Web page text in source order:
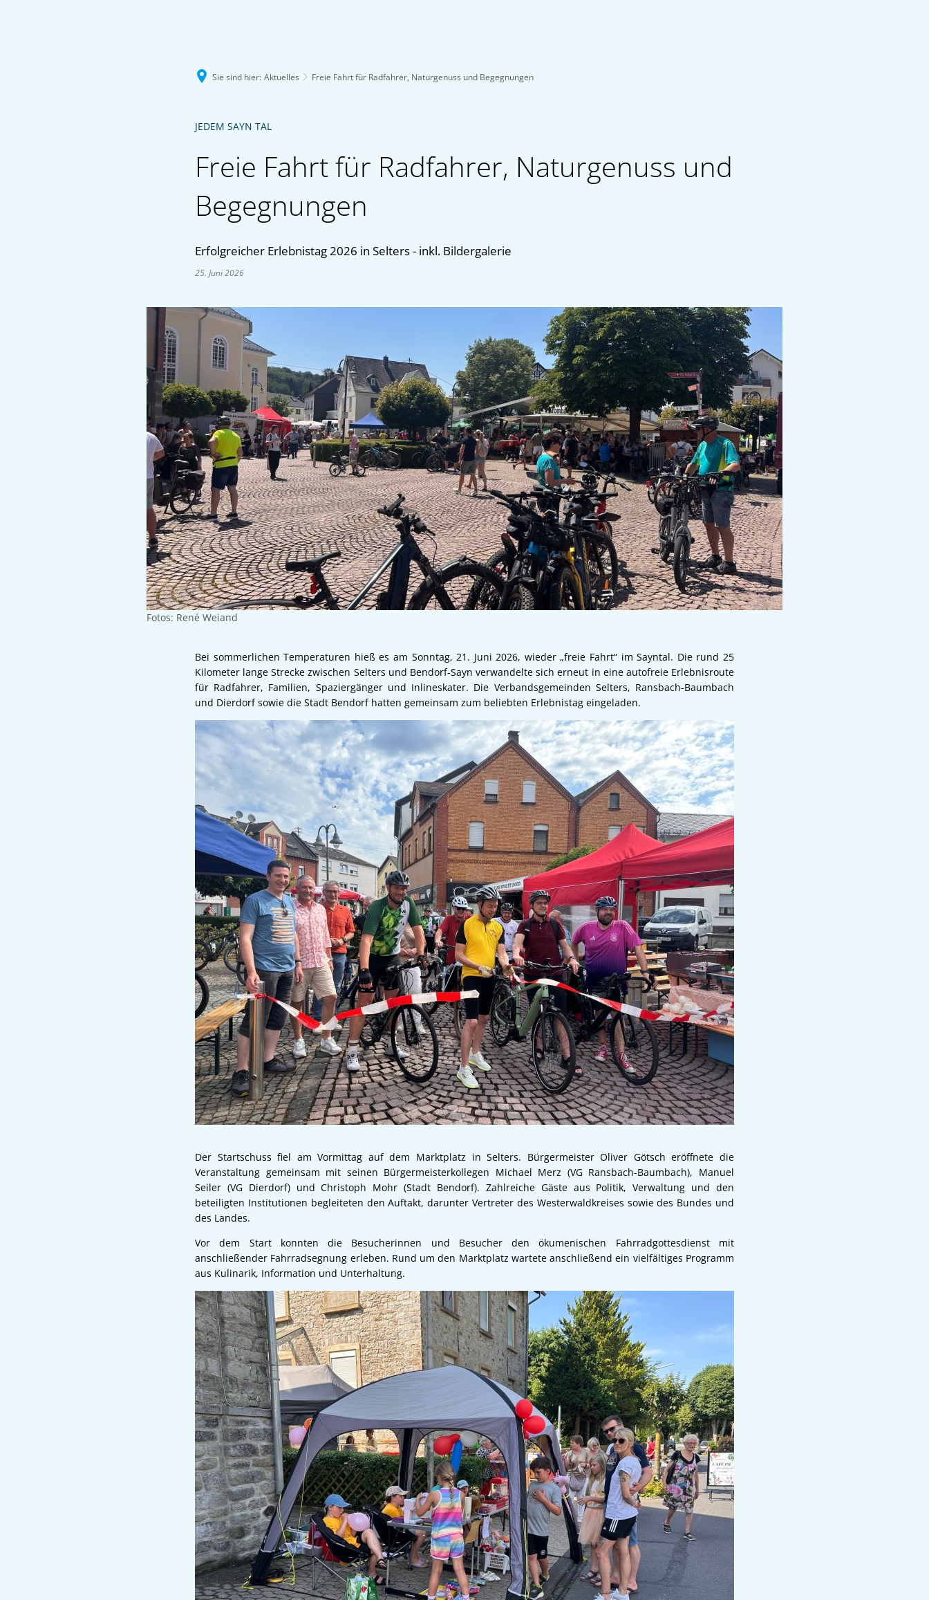
Sie sind hier: Aktuelles Freie Fahrt für Radfahrer, Naturgenuss und Begegnungen
JEDEM SAYN TAL
Freie Fahrt für Radfahrer, Naturgenuss und
Begegnungen
Erfolgreicher Erlebnistag 2026 in Selters - inkl. Bildergalerie
25. Juni 2026
Fotos: René Weiand
Bei sommerlichen Temperaturen hieß es am Sonntag, 21. Juni 2026, wieder „freie Fahrt“ im Sayntal. Die rund 25
Kilometer lange Strecke zwischen Selters und Bendorf-Sayn verwandelte sich erneut in eine autofreie Erlebnisroute
für Radfahrer, Familien, Spaziergänger und Inlineskater. Die Verbandsgemeinden Selters, Ransbach-Baumbach
und Dierdorf sowie die Stadt Bendorf hatten gemeinsam zum beliebten Erlebnistag eingeladen.
Der Startschuss fiel am Vormittag auf dem Marktplatz in Selters. Bürgermeister Oliver Götsch eröffnete die
Veranstaltung gemeinsam mit seinen Bürgermeisterkollegen Michael Merz (VG Ransbach-Baumbach), Manuel
Seiler (VG Dierdorf) und Christoph Mohr (Stadt Bendorf). Zahlreiche Gäste aus Politik, Verwaltung und den
beteiligten Institutionen begleiteten den Auftakt, darunter Vertreter des Westerwaldkreises sowie des Bundes und
des Landes.
Vor dem Start konnten die Besucherinnen und Besucher den ökumenischen Fahrradgottesdienst mit
anschließender Fahrradsegnung erleben. Rund um den Marktplatz wartete anschließend ein vielfältiges Programm
aus Kulinarik, Information und Unterhaltung.